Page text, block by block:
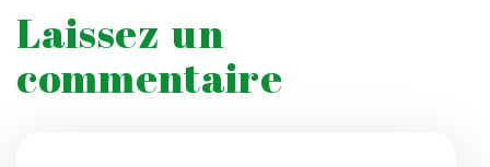
Laissez un
commentaire